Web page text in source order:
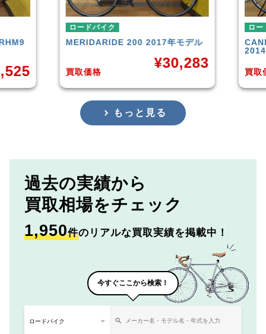
ロードバイク
MERIDARIDE 200 2017年モデル
買取価格
¥30,283
ロー
2014
買取
もっと見る
過去の実績から
買取相場をチェック
1,950件のリアルな買取実績を掲載中！
今すぐここから検索！